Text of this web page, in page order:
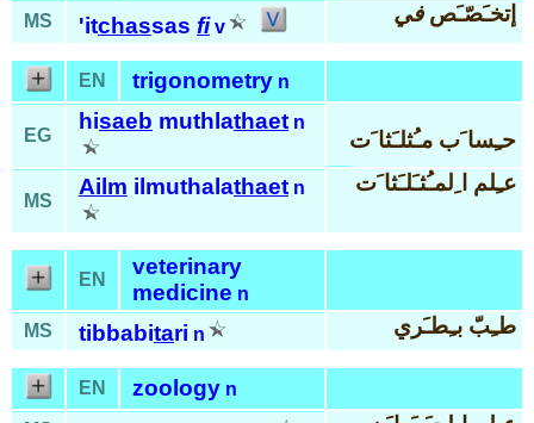
MS 'itchassas fi v
إتخـَصّـَصفي
EN trigonometry n
EG
hisaeb muthlathaet n
حـِسا َب مـُثلـَثا َت
MS
Ailm ilmuthalathaet n عـِلم ا ِلمـُثـَلـَثا َت
EN
veterinary
medicine n
MS
tibbabitari n طـِبّ بـِطـَري
EN zoology n